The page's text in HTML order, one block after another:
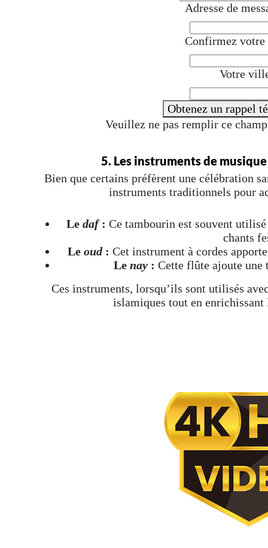
Adresse de
Confirmez
Votre
Obtenez un rappel
Veuillez ne pas remplir ce
5. Les instruments de
Bien que certains préfèrent une célébration
instruments traditionnels pour
Le daf: Ce tambourin est souvent
chants
Le oud: Cet instrument à cordes
Le nay: Cette flûte ajoute une
Ces instruments, lorsqu’ils sont utilisés
islamiques tout en enrichissant